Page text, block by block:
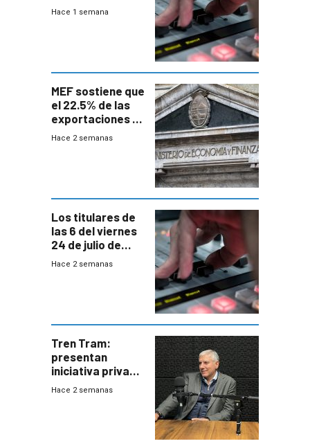
Hace 1 semana
MEF sostiene que
el 22.5% de las
exportaciones a
EE.UU se verán
Hace 2 semanas
Los titulares de
las 6 del viernes
24 de julio de
2026
Hace 2 semanas
Tren Tram:
presentan
iniciativa privada
para una red de
Hace 2 semanas